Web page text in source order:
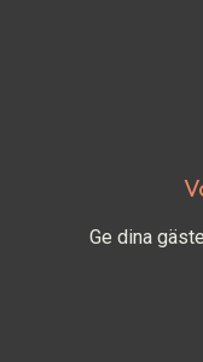
Ge dina